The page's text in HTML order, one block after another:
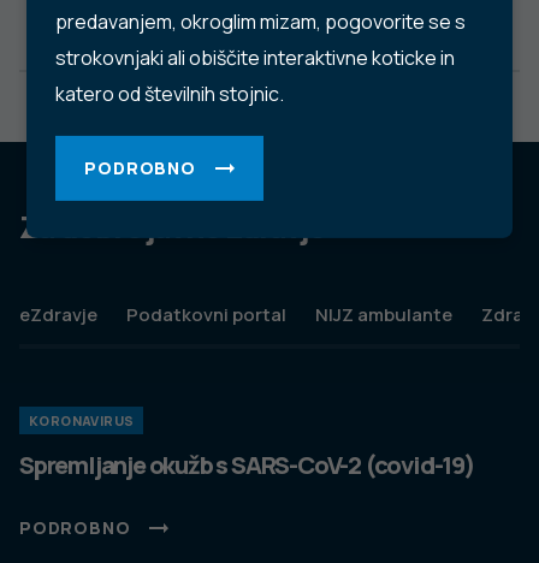
predavanjem, okroglim mizam, pogovorite se s
strokovnjaki ali obiščite interaktivne koticke in
katero od številnih stojnic.
PODROBNO
Za dobro javno zdravje
eZdravje Podatkovni portal NIJZ ambulante
KORONAVIRUS
Spremljanje okužb s SARS-CoV-2 (covid-19)
PODROBNO